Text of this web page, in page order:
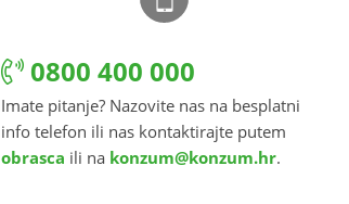
0800 400 000
Imate pitanje? Nazovite nas na besplatni
info telefon ili nas kontaktirajte putem
obrasca ili na konzum@konzum.hr.